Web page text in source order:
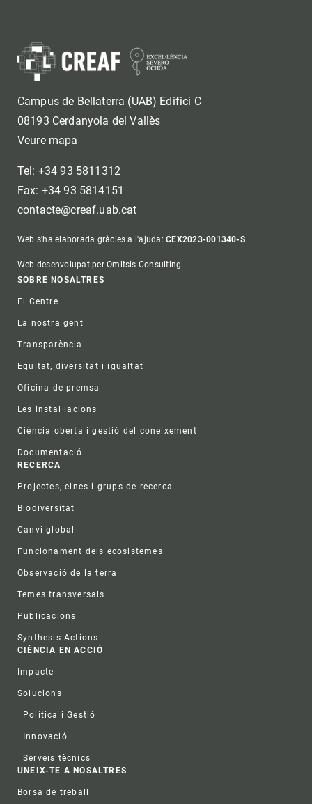
Campus de Bellaterra (UAB) Edifici C
08193 Cerdanyola del Vallès
Veure mapa
Tel: +34 93 5811312
Fax: +34 93 5814151
contacte@creaf.uab.cat
Web s'ha elaborada gràcies a l'ajuda:CEX2023-001340-S
Web desenvolupat per Omitsis Consulting
Footer
SOBRE NOSALTRES
El Centre
La nostra gent
Transparència
Equitat, diversitat i igualtat
Oficina de premsa
Les instal·lacions
Ciència oberta i gestió del coneixement
Documentació
RECERCA
Projectes, eines i grups de recerca
Biodiversitat
Canvi global
Funcionament dels ecosistemes
Observació de la terra
Temes transversals
Publicacions
Synthesis Actions
CIÈNCIA EN ACCIÓ
Impacte
Solucions
Política i Gestió
Innovació
Serveis tècnics
UNEIX-TE A NOSALTRES
Borsa de treball